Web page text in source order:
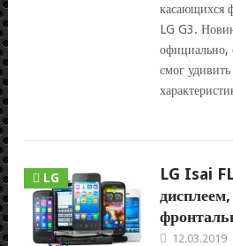
касающихся
LG G3.
официально,
смог
LG
LG Isai
12.03.2019